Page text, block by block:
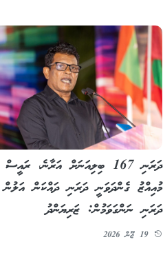
ދަރަނި 167 ބިލިއަނަށް އަރާނެ، ރައީސް
މުއިއްޒު ގެންދަވަނީ ދަރަނި ދައްކަން އަލުން
ދަރަނި ނަންގަވަމުން: ޒަރިޔަންދު
19 ޖޫން 2026